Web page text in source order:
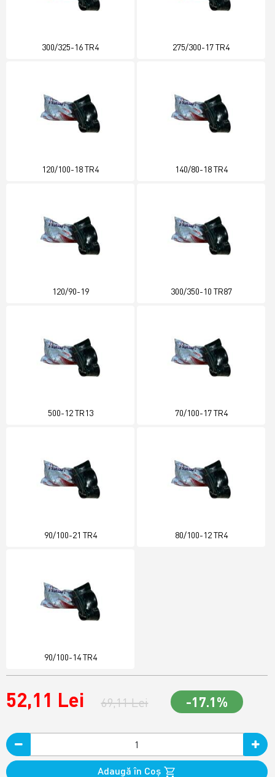
300/325-16 TR4 275/300-17 TR4
120/100-18 TR4 140/80-18 TR4
120/90-19 300/350-10 TR87
500-12 TR13 70/100-17 TR4
90/100-21 TR4 80/100-12 TR4
90/100-14 TR4
52,11 Lei 69,11 Lei -17.1%
Adaugă în Coş